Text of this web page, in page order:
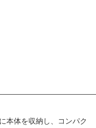
本体を収納し、コンパク